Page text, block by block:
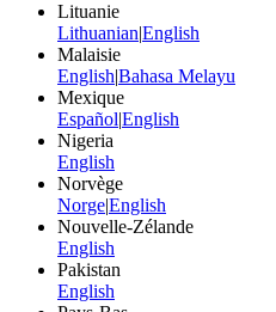
Lituanie
Lithuanian|English
Malaisie
English|Bahasa Melayu
Mexique
Español|English
Nigeria
English
Norvège
Norge|English
Nouvelle-Zélande
English
Pakistan
English